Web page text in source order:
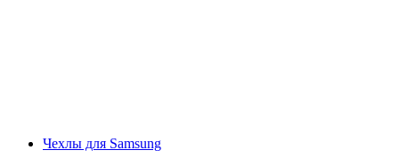
Чехлы для Samsung